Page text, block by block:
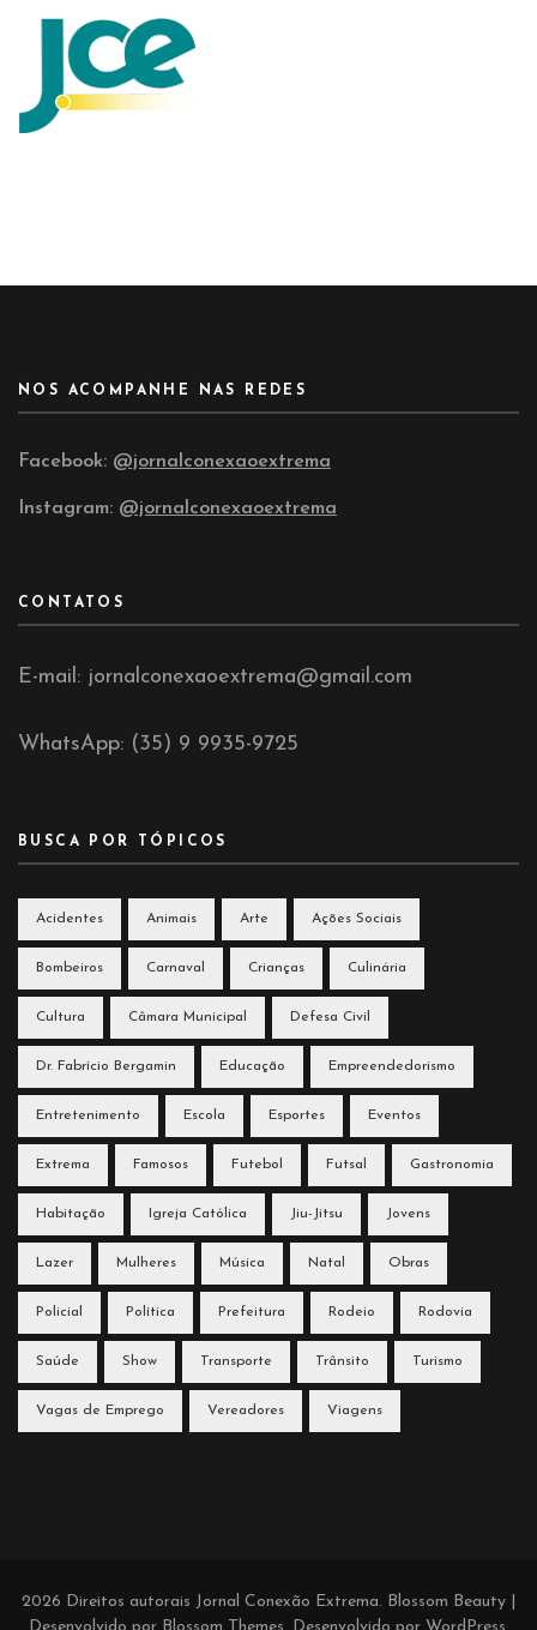
NOS ACOMPANHE NAS REDES
Facebook: @jornalconexaoextrema
Instagram: @jornalconexaoextrema
CONTATOS
E-mail: jornalconexaoextrema@gmail.com
WhatsApp: (35) 9 9935-9725
BUSCA POR TÓPICOS
Acidentes Animais Arte Ações Sociais
Bombeiros Carnaval Crianças Culinária
Cultura Câmara Municipal Defesa Civil
Dr. Fabrício Bergamin Educação Empreendedorismo
Entretenimento Escola Esportes Eventos
Extrema Famosos Futebol Futsal Gastronomia
Habitação Igreja Católica Jiu-Jitsu Jovens
Lazer Mulheres Música Natal Obras
Policial Política Prefeitura Rodeio Rodovia
Saúde Show Transporte Trânsito Turismo
Vagas de Emprego Vereadores Viagens
2026 Direitos autorais Jornal Conexão Extrema. Blossom Beauty |